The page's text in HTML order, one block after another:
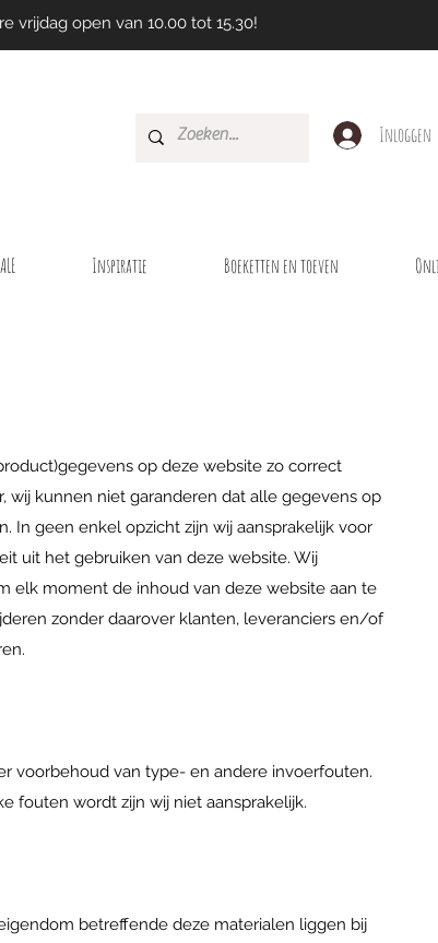
vrijdag open van 10.00 tot 15.30!
Inloggen
op deze website zo correct
wij kunnen niet garanderen dat alle gegevens op
In geen enkel opzicht zijn wij aansprakelijk voor
uit het gebruiken van deze website. Wij
elk moment de inhoud van deze website aan te
zonder daarover klanten, leveranciers en/of
voorbehoud van type- en andere invoerfouten.
fouten wordt zijn wij niet aansprakelijk.
betreffende deze materialen liggen bij
Inspiratie Boeketten en toeven